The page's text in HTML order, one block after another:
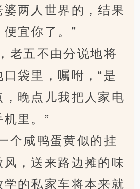
婆两人世界的，结果
宜你了。”
五不由分说地将
袋里，嘱咐，“是
，晚点儿我把人家电
里。”
咸鸭蛋黄似的挂
，送来路边摊的味
的私家车将本来就